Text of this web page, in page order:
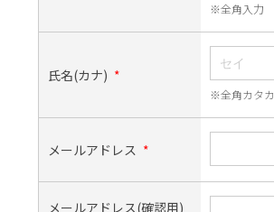
※全角入力
氏名(カナ) *
※全角カタ
メールアドレス *
メールアドレス(確認用)